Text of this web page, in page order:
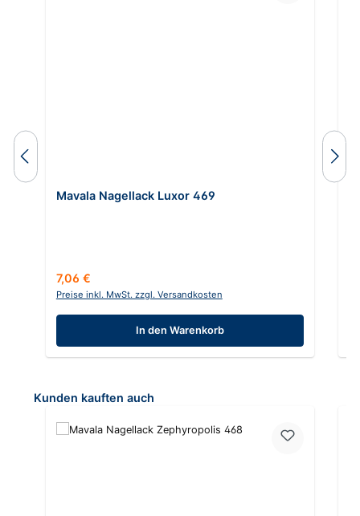
Mavala Nagellack Luxor 469
Regulärer Preis:
7,06 €
Preise inkl. MwSt. zzgl. Versandkosten
In den Warenkorb
Produktgalerie überspringen
Kunden kauften auch